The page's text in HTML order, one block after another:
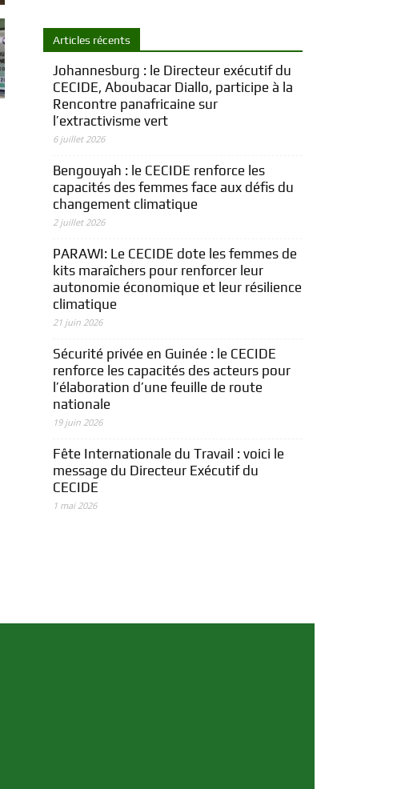
Articles récents
Johannesburg : le Directeur exécutif du
CECIDE, Aboubacar Diallo, participe à la
Rencontre panafricaine sur
l’extractivisme vert
6 juillet 2026
Bengouyah : le CECIDE renforce les
capacités des femmes face aux défis du
changement climatique
2 juillet 2026
PARAWI: Le CECIDE dote les femmes de
kits maraîchers pour renforcer leur
autonomie économique et leur résilience
climatique
21 juin 2026
Sécurité privée en Guinée : le CECIDE
renforce les capacités des acteurs pour
l’élaboration d’une feuille de route
nationale
19 juin 2026
Fête Internationale du Travail : voici le
message du Directeur Exécutif du
CECIDE
1 mai 2026